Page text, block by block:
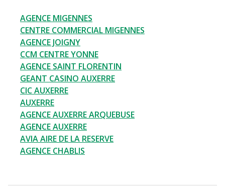
AGENCE MIGENNES
CENTRE COMMERCIAL MIGENNES
AGENCE JOIGNY
CCM CENTRE YONNE
AGENCE SAINT FLORENTIN
GEANT CASINO AUXERRE
CIC AUXERRE
AUXERRE
AGENCE AUXERRE ARQUEBUSE
AGENCE AUXERRE
AVIA AIRE DE LA RESERVE
AGENCE CHABLIS